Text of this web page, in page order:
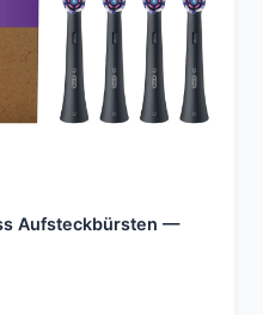
Aufsteckbürsten —